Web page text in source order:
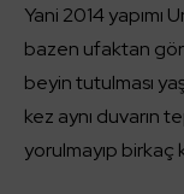
Yani 2014 yapımı
bazen ufaktan
beyin tutulması
kez aynı duvarın
yorulmayıp birkaç